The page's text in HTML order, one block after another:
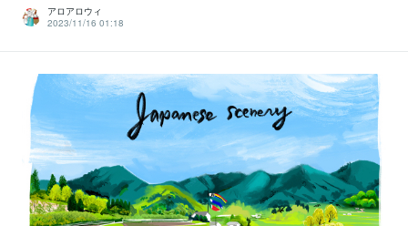
アロアロウィ
2023/11/16 01:18